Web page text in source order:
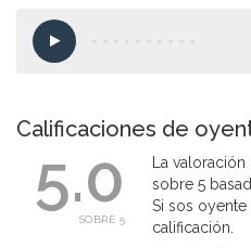
Calificaciones de
5.0
SOBRE 5
La
sobre 5
Si sos
calificación.